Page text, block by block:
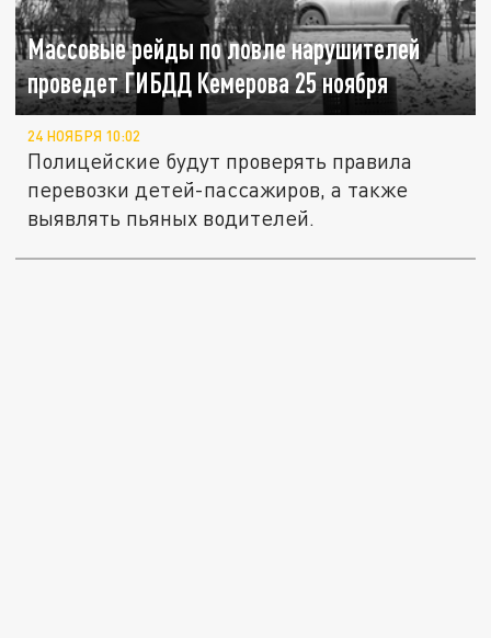
Массовые рейды по ловле нарушителей
проведет ГИБДД Кемерова 25 ноября
24 НОЯБРЯ 10:02
Полицейские будут проверять правила
перевозки детей-пассажиров, а также
выявлять пьяных водителей.